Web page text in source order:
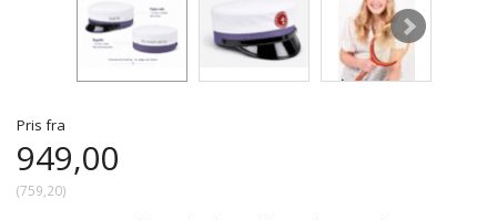
Pris fra
949,00
(759,20)